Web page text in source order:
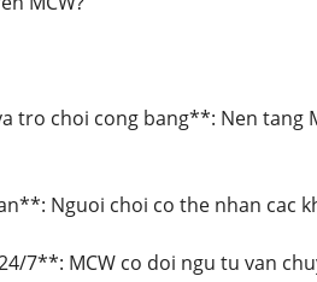
tro choi cong bang**: Nen tang
Nguoi choi co the nhan cac
7**: MCW co doi ngu tu van